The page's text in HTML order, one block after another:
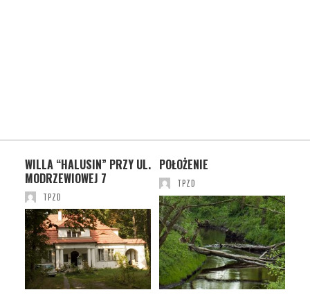
WILLA “HALUSIN” PRZY UL.
MODRZEWIOWEJ 7
TPZD
POŁOŻENIE
TPZD